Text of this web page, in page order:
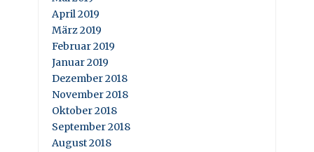
April 2019
März 2019
Februar 2019
Januar 2019
Dezember 2018
November 2018
Oktober 2018
September 2018
August 2018